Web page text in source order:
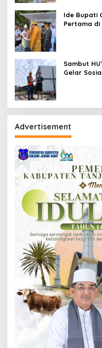
Ide Bupati
Pertama di
Sambut
Gelar
Advertisement